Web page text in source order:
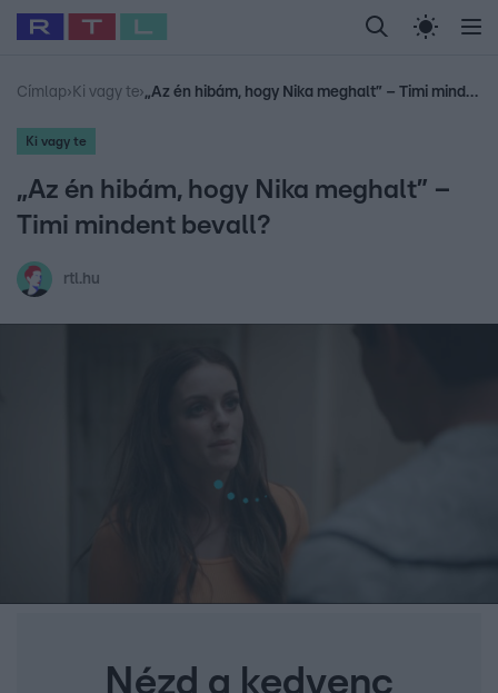
Legfrissebb RTL Híradó Randi Celeb vagyok,
Babits Marcella Most Wanted Gallusz
Címlap› Ki vagy te› „Az én hibám, hogy Nika meghalt” – Timi mindent bevall?
Ki vagy te
„Az én hibám, hogy Nika meghalt” –
Timi mindent bevall?
rtl.hu
Nézd a kedvenc